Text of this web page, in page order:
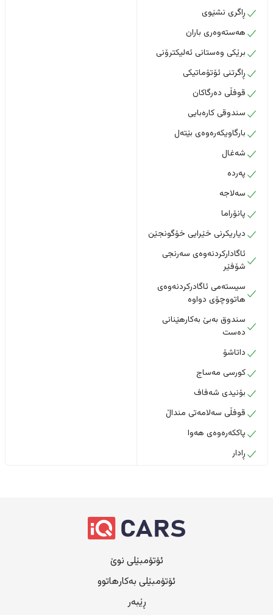
ڕاگری نشێوی
هەستەوەری باران
برێکی وەستانی ئەلیکترۆنی
ڕاگرتنی ئۆتۆماتیکی
قوفڵی دەرگاکان
سندوقی کارەبایی
بارگاویکەرەوەی بێتەل
شەغال
پەردە
سەلاجە
پانۆراما
دیاریکرنی خێرایی خۆگونجێن
ئاگادارکردنەوەی سەرنجی
شۆفێر
سیستەمی ئاگادرکردنەوەی
هاتووچۆی دواوە
سندوق بەبێ بەکارهێنانی
دەست
داتاشۆ
کورسی مەساج
بۆنیدی شەفاف
قوفڵی سەلامەتی منداڵ
پاککەرەوەی هەوا
ڕادار
ئۆتۆمبێلی نوێ
ئۆتۆمبێلی بەکارهاتوو
ڕێبەر